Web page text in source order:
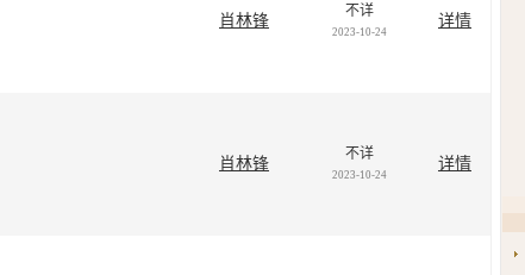
肖林锋
不详
2023-10-24
详情
肖林锋
不详
2023-10-24
详情